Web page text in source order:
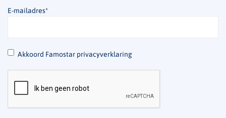
E-mailadres*
* Akkoord Famostar privacyverklaring